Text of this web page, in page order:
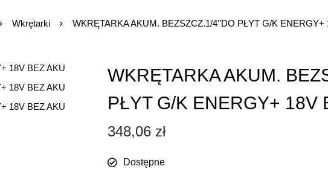
Wkrętarki WKRĘTARKA AKUM. BEZSZCZ.1/4''DO PŁYT G/K ENERGY+
WKRĘTARKA AKUM.
PŁYT G/K ENERGY+ 18V
348,06 zł
Dostępne